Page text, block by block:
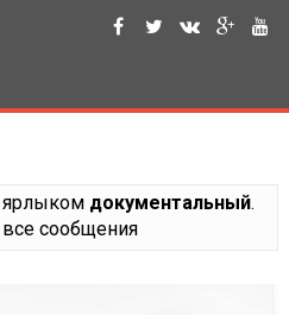
ярлыком документальный.
сообщения